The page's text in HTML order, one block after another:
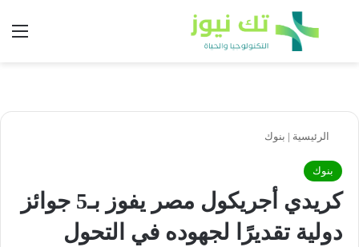
بحث عن
الرئيسية | بنوك
بنوك
كريدي أجريكول مصر يفوز بـ5 جوائز
دولية تقديرًا لجهوده في التحول